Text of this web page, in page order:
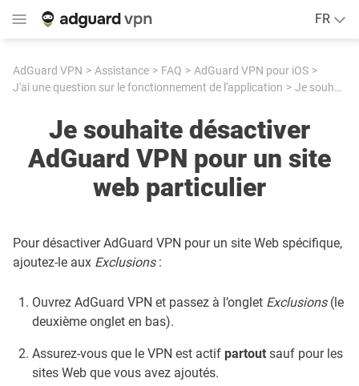
FR
AdGuard VPN Assistance FAQ
AdGuard VPN pour iOS
J'ai une question sur le fonctionnement de l'application
Je souhaite désactiver AdGuard VPN pour un site web particulier
Je souhaite désactiver
AdGuard VPN pour un site
web particulier
Pour désactiver AdGuard VPN pour un site Web spécifique,
ajoutez-le aux Exclusions:
Ouvrez AdGuard VPN et passez à l’onglet Exclusions(le
deuxième onglet en bas).
Assurez-vous que le VPN est actif partout sauf pour les
sites Web que vous avez ajoutés.